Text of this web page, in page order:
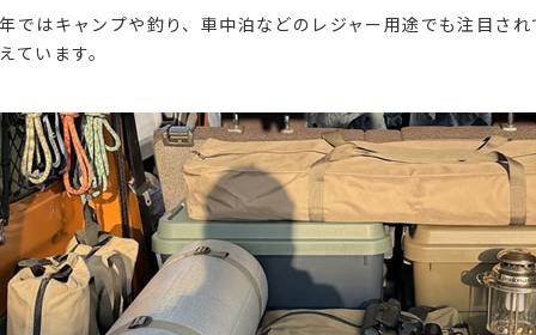
ではキャンプや釣り、車中泊などのレジャー用途でも注目さ
ています。